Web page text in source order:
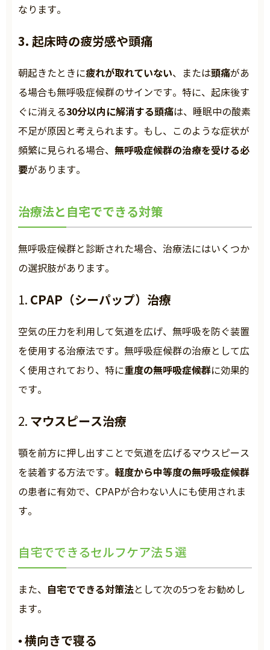
なります。
3. 起床時の疲労感や頭痛
朝起きたときに疲れが取れていない、または頭痛があ
る場合も無呼吸症候群のサインです。特に、起床後す
ぐに消える30分以内に解消する頭痛は、睡眠中の酸素
不足が原因と考えられます。もし、このような症状が
頻繁に見られる場合、 無呼吸症候群の治療を受ける必
要があります。
治療法と自宅でできる対策
無呼吸症候群と診断された場合、治療法にはいくつか
の選択肢があります。
1. CPAP（シーパップ）治療
空気の圧力を利用して気道を広げ、無呼吸を防ぐ装置
を使用する治療法です。無呼吸症候群の治療として広
く使用されており、特に重度の無呼吸症候群に効果的
です。
2. マウスピース治療
顎を前方に押し出すことで気道を広げるマウスピース
を装着する方法です。 軽度から中等度の無呼吸症候群
の患者に有効で、CPAPが合わない人にも使用されま
す。
自宅でできるセルフケア法５選
また、 自宅でできる対策法として次の5つをお勧めし
ます。
•横向きで寝る